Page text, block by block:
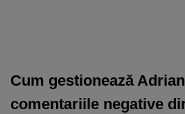
Cum gestionează
comentariile negative